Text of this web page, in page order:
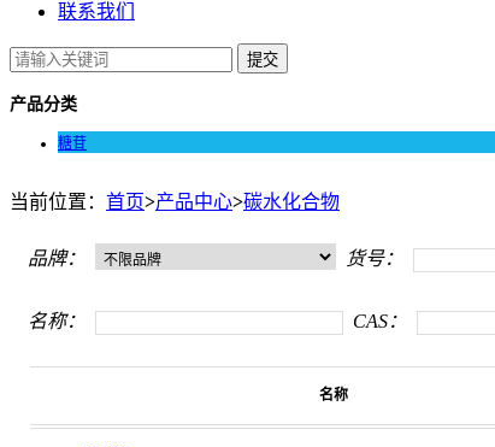
联系我们
提交
产品分类
糖苷
当前位置： 首页>产品中心>碳水化合物
品牌： 货号：
名称： CAS：
名称